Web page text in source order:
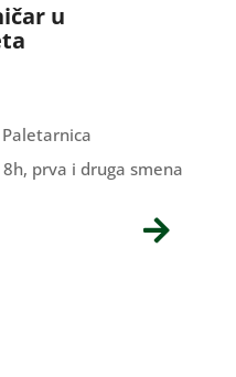
u
prva i druga smena